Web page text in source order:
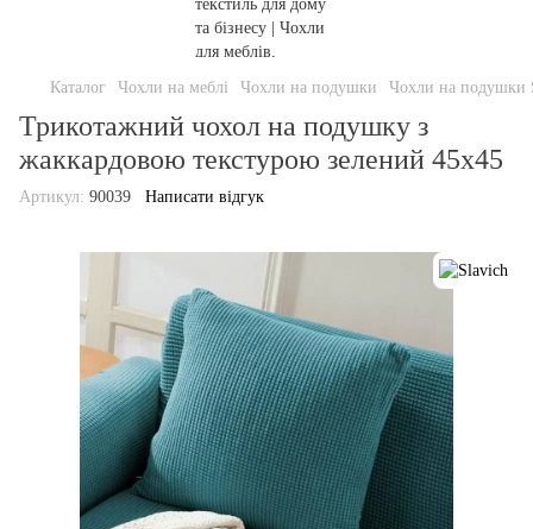
Каталог Чохли на меблі Чохли на подушки Чохли на подушки
Трикотажний чохол на подушку з
жаккардовою текстурою зелений 45х45
Артикул: 90039 Написати відгук